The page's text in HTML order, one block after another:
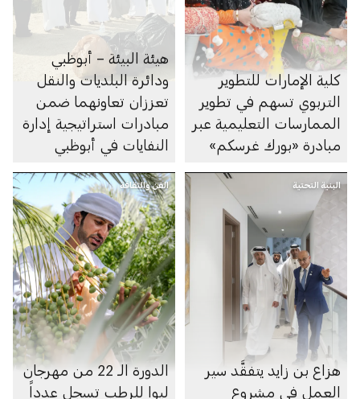
كلية الإمارات للتطوير
التربوي تسهم في تطوير
الممارسات التعليمية عبر
مبادرة «بورك غرسكم»
هيئة البيئة – أبوظبي
ودائرة البلديات والنقل
تعززان تعاونهما ضمن
مبادرات استراتيجية إدارة
النفايات في أبوظبي
البنية التحتية
هزاع بن زايد يتفقَّد سير
العمل في مشروع
الفن والثقافة
الدورة الـ 22 من مهرجان
ليوا للرطب تسجل عدداً